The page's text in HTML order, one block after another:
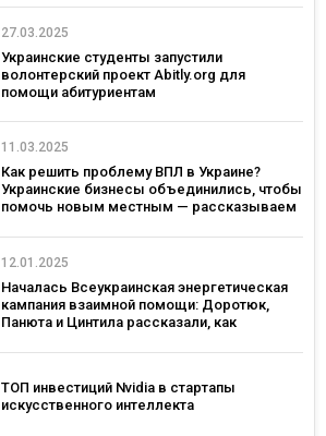
27.03.2025
Украинские студенты запустили
волонтерский проект Abitly.org для
помощи абитуриентам
11.03.2025
Как решить проблему ВПЛ в Украине?
Украинские бизнесы объединились, чтобы
помочь новым местным — рассказываем
12.01.2025
Началась Всеукраинская энергетическая
кампания взаимной помощи: Доротюк,
Панюта и Цинтила рассказали, как
ТОП инвестиций Nvidia в стартапы
искусственного интеллекта